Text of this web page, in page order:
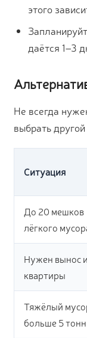
этого
даётся 1–3
Не всегда
выбрать
Ситуация
До 20 мешков
лёгкого
Нужен вынос
квартиры
Тяжёлый
больше 5 тонн